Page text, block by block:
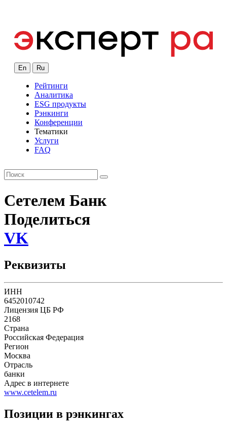
En Ru
Рейтинги
Аналитика
ESG продукты
Рэнкинги
Конференции
Тематики
Услуги
FAQ
Сетелем Банк
Поделиться
VK
Реквизиты
ИНН
6452010742
Лицензия ЦБ РФ
2168
Страна
Российская Федерация
Регион
Москва
Отрасль
банки
Адрес в интернете
www.cetelem.ru
Позиции в рэнкингах